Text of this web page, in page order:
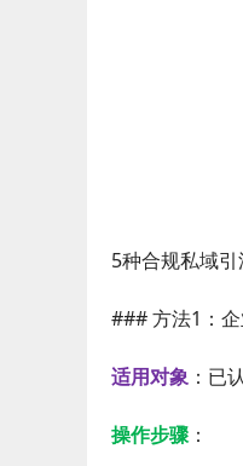
5种合规私域
### 方法1：企
适用对象 ：已
操作步骤：